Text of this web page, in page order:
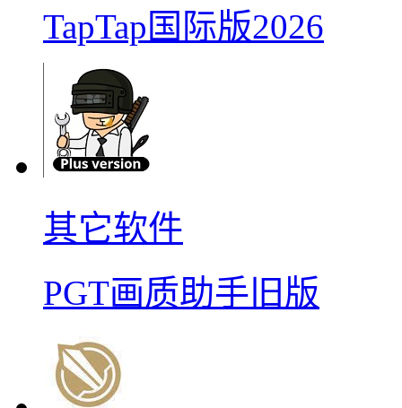
TapTap国际版2026
其它软件
PGT画质助手旧版